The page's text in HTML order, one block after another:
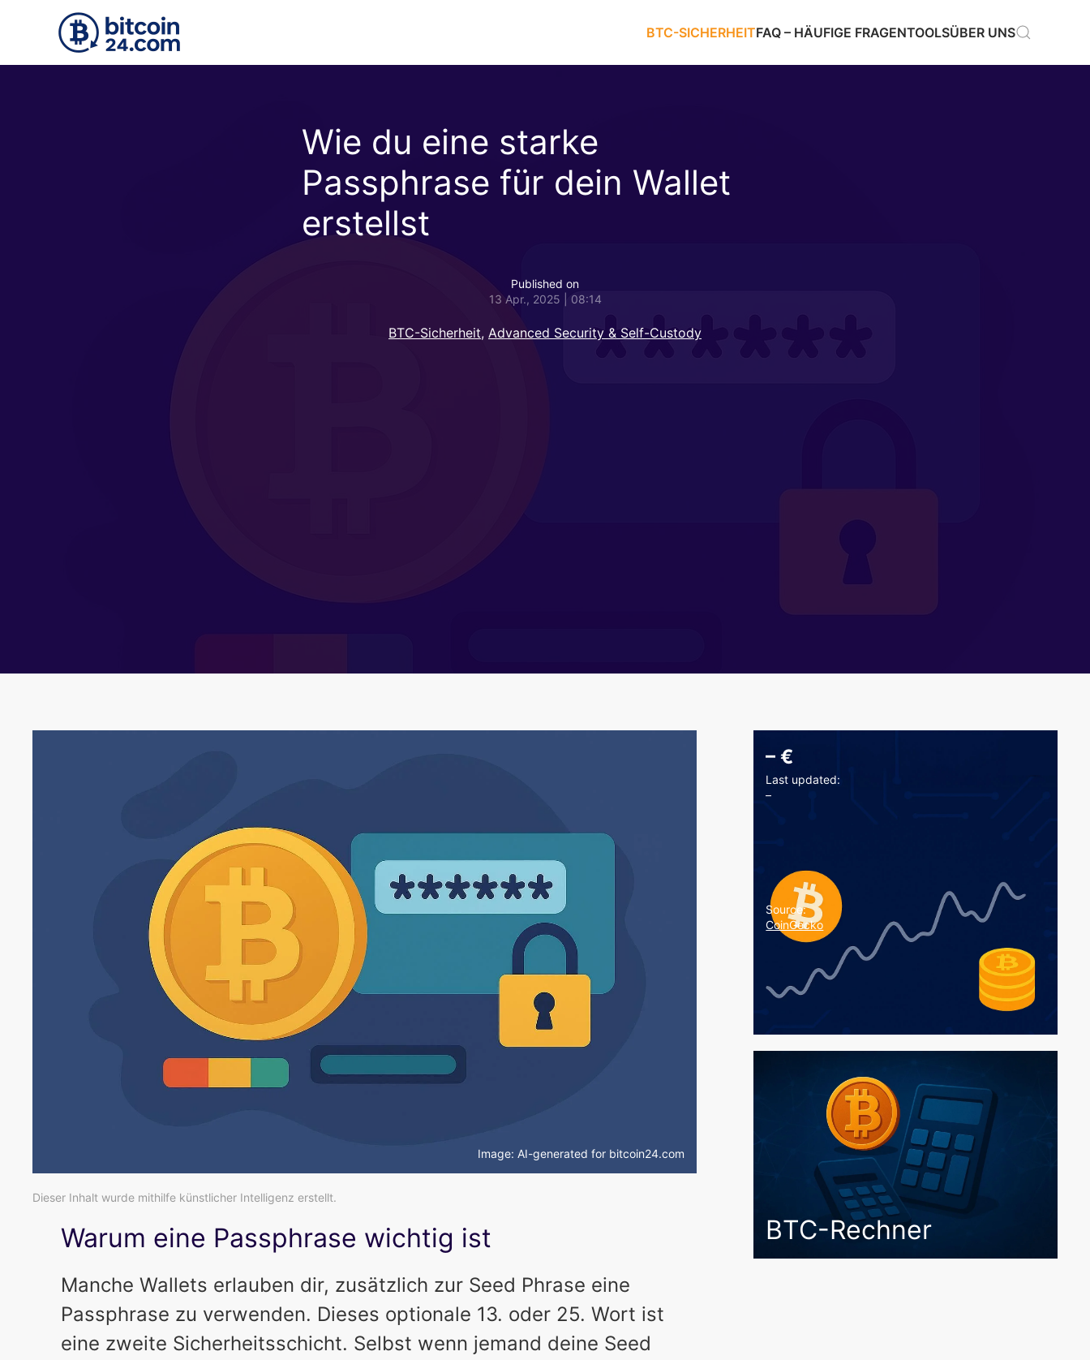
Zum Hauptinhalt springen
BTC-SICHERHEITFAQ – HÄUFIGE FRAGENTOOLSÜBER UNS
Wie du eine starke
Passphrase für dein Wallet
erstellst
Published on
13 Apr., 2025 | 08:14
BTC-Sicherheit, Advanced Security & Self-Custody
Image: AI-generated for bitcoin24.com
Dieser Inhalt wurde mithilfe künstlicher Intelligenz erstellt.
Warum eine Passphrase wichtig ist
Manche Wallets erlauben dir, zusätzlich zur Seed Phrase eine
Passphrase zu verwenden. Dieses optionale 13. oder 25. Wort ist
eine zweite Sicherheitsschicht. Selbst wenn jemand deine Seed
– €
Last updated:
–
Source:
CoinGecko
BTC-Rechner